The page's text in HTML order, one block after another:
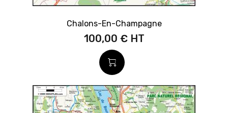
Chalons-En-Champagne
100,00 €